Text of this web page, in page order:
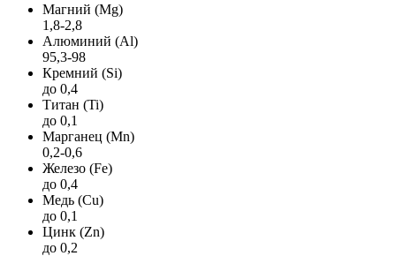
Магний (Mg)
1,8-2,8
Алюминий (Al)
95,3-98
Кремний (Si)
до 0,4
Титан (Ti)
до 0,1
Марганец (Mn)
0,2-0,6
Железо (Fe)
до 0,4
Медь (Cu)
до 0,1
Цинк (Zn)
до 0,2